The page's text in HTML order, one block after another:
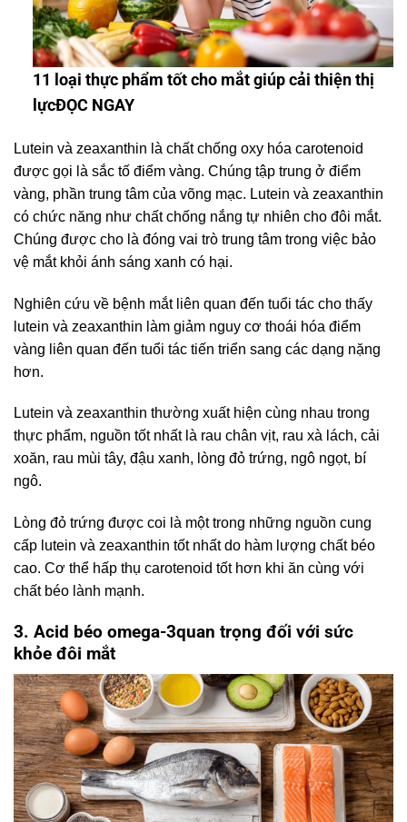
11 loại thực phẩm tốt cho mắt giúp cải thiện thị
lựcĐỌC NGAY
Lutein và zeaxanthin là chất chống oxy hóa carotenoid
được gọi là sắc tố điểm vàng. Chúng tập trung ở điểm
vàng, phần trung tâm của võng mạc. Lutein và zeaxanthin
có chức năng như chất chống nắng tự nhiên cho đôi mắt.
Chúng được cho là đóng vai trò trung tâm trong việc bảo
vệ mắt khỏi ánh sáng xanh có hại.
Nghiên cứu về bệnh mắt liên quan đến tuổi tác cho thấy
lutein và zeaxanthin làm giảm nguy cơ thoái hóa điểm
vàng liên quan đến tuổi tác tiến triển sang các dạng nặng
hơn.
Lutein và zeaxanthin thường xuất hiện cùng nhau trong
thực phẩm, nguồn tốt nhất là rau chân vịt, rau xà lách, cải
xoăn, rau mùi tây, đậu xanh, lòng đỏ trứng, ngô ngọt, bí
ngô.
Lòng đỏ trứng được coi là một trong những nguồn cung
cấp lutein và zeaxanthin tốt nhất do hàm lượng chất béo
cao. Cơ thể hấp thụ carotenoid tốt hơn khi ăn cùng với
chất béo lành mạnh.
3. Acid béo omega-3quan trọng đối với sức
khỏe đôi mắt